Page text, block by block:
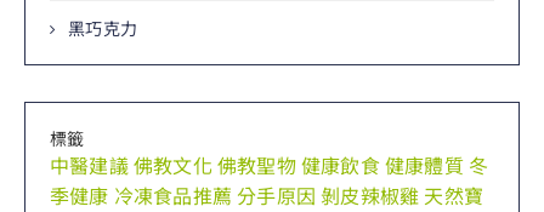
黑巧克力
標籤
中醫建議佛教文化佛教聖物健康飲食健康體質 冬
季健康 冷凍食品推薦 分手原因 剝皮辣椒雞 天然寶